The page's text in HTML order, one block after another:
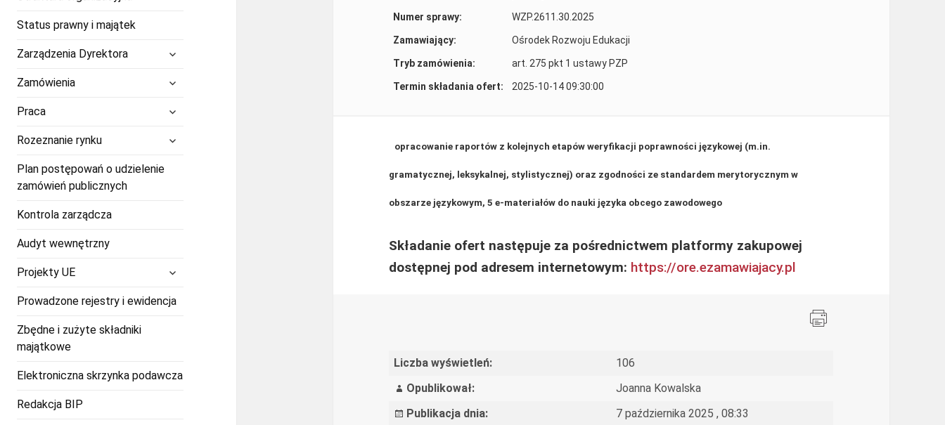
Status prawny i majątek
Zarządzenia Dyrektora
rozwiń
menu
Zamówienia
Praca
Rozeznanie rynkurozwiń
menu
potomne
Plan postępowań o udzielenie
zamówień publicznych
Kontrola zarządcza
Audyt wewnętrzny
Projekty UE
potomne
Prowadzone rejestry i ewidencja
Zbędne i zużyte składniki
majątkowe
Elektroniczna skrzynka podawcza
Redakcja BIP
Numer sprawy: WZP.2611.30.2025
Zamawiający: Ośrodek Rozwoju Edukacji
Tryb zamówienia: art. 275 pkt 1 ustawy PZP
Termin składania ofert: 2025-10-14 09:30:00
opracowanie raportów z kolejnych etapów weryfikacji poprawności językowej (m.in.
gramatycznej, leksykalnej, stylistycznej) oraz zgodności ze standardem merytorycznym w
obszarze językowym, 5 e-materiałów do nauki języka obcego zawodowego
Składanie ofert następuje za pośrednictwem platformy zakupowej
dostępnej pod adresem internetowym: https://ore.ezamawiajacy.pl
Liczba wyświetleń:
106
Opublikował:
Joanna Kowalska
Publikacja dnia:
7 października 2025 , 08:33